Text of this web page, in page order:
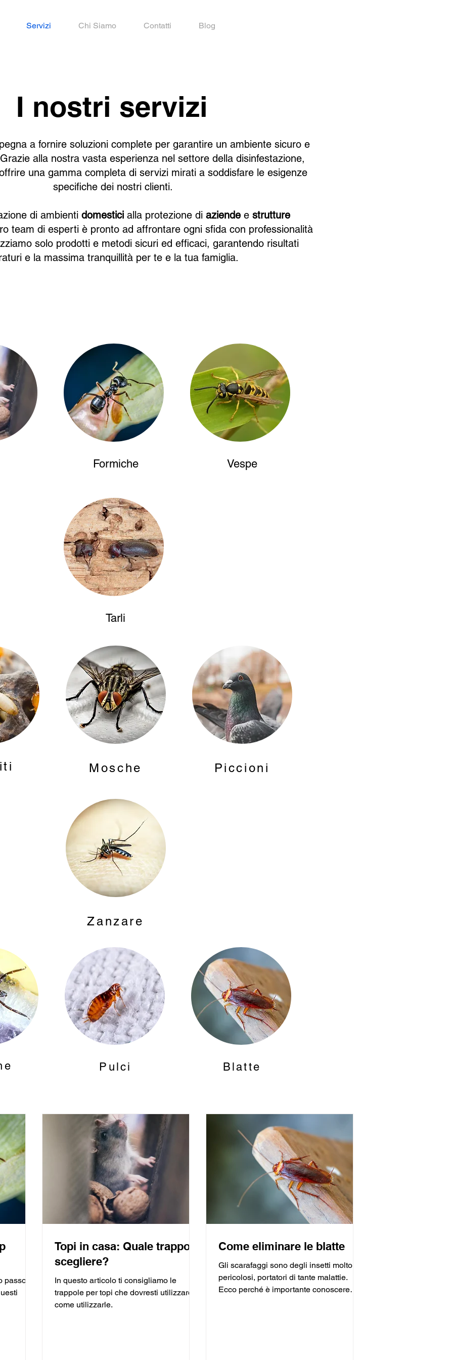
Servizi Chi Siamo Contatti Blog
I nostri servizi
a fornire soluzioni complete per garantire un ambiente sicuro e
alla nostra vasta esperienza nel settore della disinfestazione,
una gamma completa di servizi mirati a soddisfare le esigenze
specifiche dei nostri clienti.
di ambienti domestici alla protezione di aziende e strutture
team di esperti è pronto ad affrontare ogni sfida con professionalità
solo prodotti e metodi sicuri ed efficaci, garantendo risultati
e la massima tranquillità per te e la tua famiglia.
Formiche Vespe
Tarli
Mosche Piccioni
Zanzare
Pulci Blatte
passo
Topi in casa: Quale trappola
scegliere?
In questo articolo ti consigliamo le
trappole per topi che dovresti utilizzare e
come utilizzarle.
Come eliminare le blatte
Gli scarafaggi sono degli insetti molto
pericolosi, portatori di tante malattie.
Ecco perché è importante conoscere